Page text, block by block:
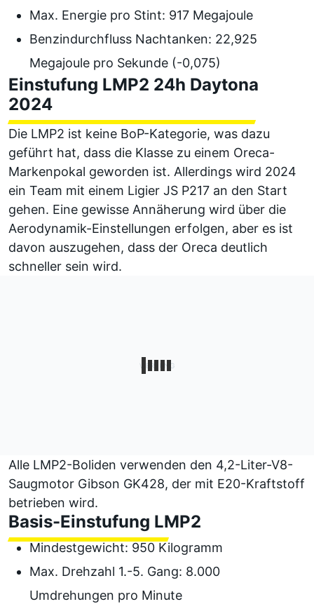
Max. Energie pro Stint: 917 Megajoule
Benzindurchfluss Nachtanken: 22,925
Megajoule pro Sekunde (-0,075)
Einstufung LMP2 24h Daytona
2024
Die LMP2 ist keine BoP-Kategorie, was dazu
geführt hat, dass die Klasse zu einem Oreca-
Markenpokal geworden ist. Allerdings wird 2024
ein Team mit einem Ligier JS P217 an den Start
gehen. Eine gewisse Annäherung wird über die
Aerodynamik-Einstellungen erfolgen, aber es ist
davon auszugehen, dass der Oreca deutlich
schneller sein wird.
Alle LMP2-Boliden verwenden den 4,2-Liter-V8-
Saugmotor Gibson GK428, der mit E20-Kraftstoff
betrieben wird.
Basis-Einstufung LMP2
Mindestgewicht: 950 Kilogramm
Max. Drehzahl 1.-5. Gang: 8.000
Umdrehungen pro Minute